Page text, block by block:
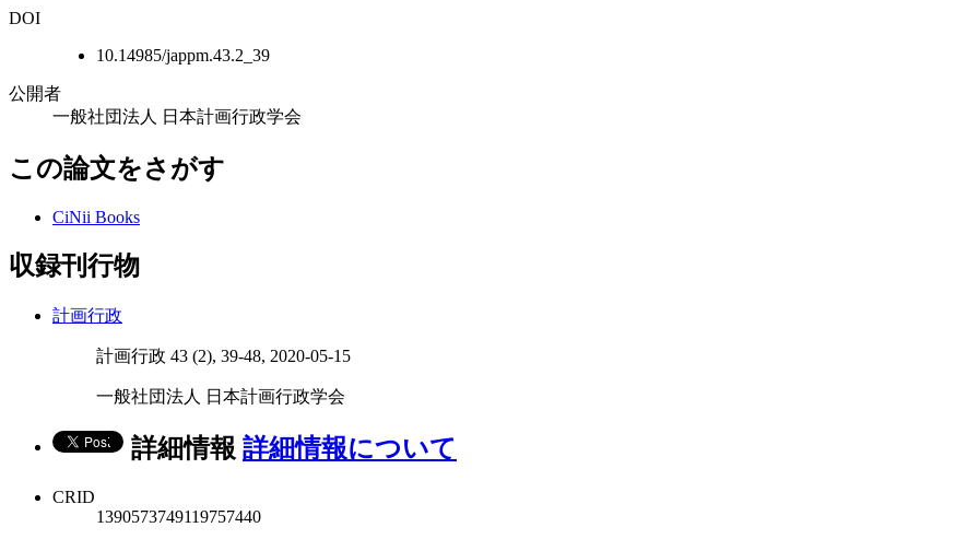
DOI
10.14985/jappm.43.2_39
公開者
一般社団法人 日本計画行政学会
この論文をさがす
CiNii Books
収録刊行物
計画行政
計画行政 43 (2), 39-48, 2020-05-15
一般社団法人 日本計画行政学会
詳細情報 詳細情報について
CRID
1390573749119757440